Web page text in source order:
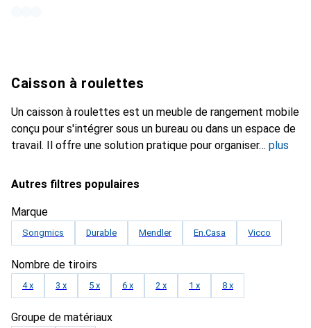
Caisson à roulettes
Un caisson à roulettes est un meuble de rangement mobile
conçu pour s'intégrer sous un bureau ou dans un espace de
travail. Il offre une solution pratique pour organiser
plus
Autres filtres populaires
Marque
Songmics Durable Mendler En.Casa Vicco
Nombre de tiroirs
4 x 3 x 5 x 6 x 2 x 1 x 8 x
Groupe de matériaux